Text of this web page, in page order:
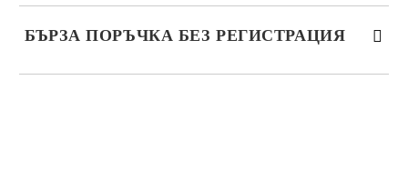
БЪРЗА ПОРЪЧКА БЕЗ РЕГИСТРАЦИЯ